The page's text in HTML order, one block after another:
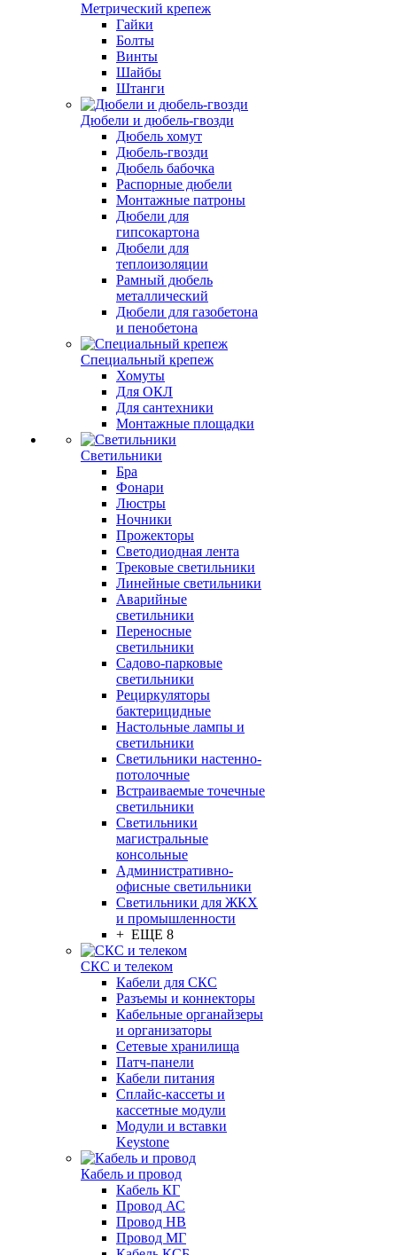
Метрический крепеж
Гайки
Болты
Винты
Шайбы
Штанги
Дюбели и дюбель-гвозди
Дюбель хомут
Дюбель-гвозди
Дюбель бабочка
Распорные дюбели
Монтажные патроны
Дюбели для
гипсокартона
Дюбели для
теплоизоляции
Рамный дюбель
металлический
Дюбели для газобетона
и пенобетона
Специальный крепеж
Хомуты
Для ОКЛ
Для сантехники
Монтажные площадки
Светильники
Бра
Фонари
Люстры
Ночники
Прожекторы
Светодиодная лента
Трековые светильники
Линейные светильники
Аварийные
светильники
Переносные
светильники
Садово-парковые
светильники
Рециркуляторы
бактерицидные
Настольные лампы и
светильники
Светильники настенно-
потолочные
Встраиваемые точечные
светильники
Светильники
магистральные
консольные
Административно-
офисные светильники
Светильники для ЖКХ
и промышленности
+ ЕЩЕ 8
СКС и телеком
Кабели для СКС
Разъемы и коннекторы
Кабельные органайзеры
и организаторы
Сетевые хранилища
Патч-панели
Кабели питания
Сплайс-кассеты и
кассетные модули
Модули и вставки
Keystone
Кабель и провод
Кабель КГ
Провод АС
Провод НВ
Провод МГ